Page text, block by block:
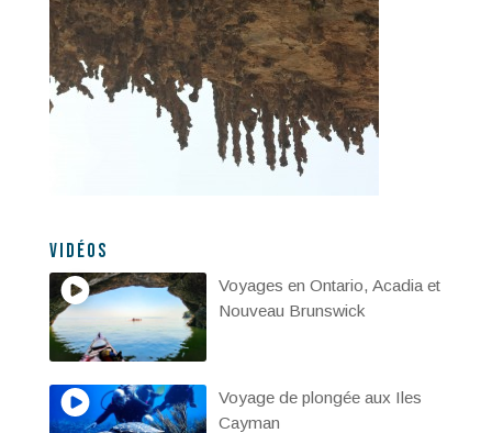
Vidéos
Voyages en Ontario, Acadia et
Nouveau Brunswick
Voyage de plongée aux Iles
Cayman